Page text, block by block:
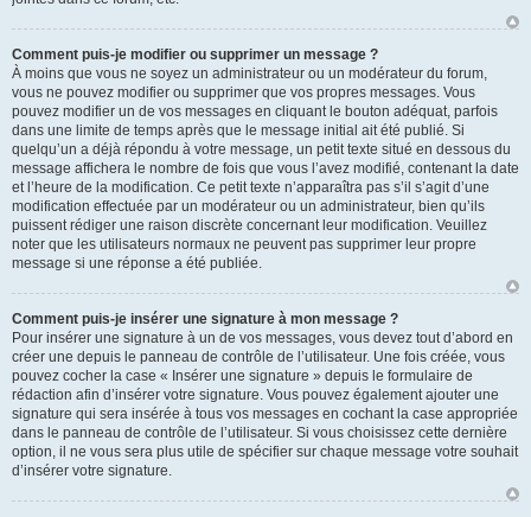
Comment puis-je modifier ou supprimer un message ?
À moins que vous ne soyez un administrateur ou un modérateur du forum,
vous ne pouvez modifier ou supprimer que vos propres messages. Vous
pouvez modifier un de vos messages en cliquant le bouton adéquat, parfois
dans une limite de temps après que le message initial ait été publié. Si
quelqu’un a déjà répondu à votre message, un petit texte situé en dessous du
message affichera le nombre de fois que vous l’avez modifié, contenant la date
et l’heure de la modification. Ce petit texte n’apparaîtra pas s’il s’agit d’une
modification effectuée par un modérateur ou un administrateur, bien qu’ils
puissent rédiger une raison discrète concernant leur modification. Veuillez
noter que les utilisateurs normaux ne peuvent pas supprimer leur propre
message si une réponse a été publiée.
Comment puis-je insérer une signature à mon message ?
Pour insérer une signature à un de vos messages, vous devez tout d’abord en
créer une depuis le panneau de contrôle de l’utilisateur. Une fois créée, vous
pouvez cocher la case « Insérer une signature » depuis le formulaire de
rédaction afin d’insérer votre signature. Vous pouvez également ajouter une
signature qui sera insérée à tous vos messages en cochant la case appropriée
dans le panneau de contrôle de l’utilisateur. Si vous choisissez cette dernière
option, il ne vous sera plus utile de spécifier sur chaque message votre souhait
d’insérer votre signature.